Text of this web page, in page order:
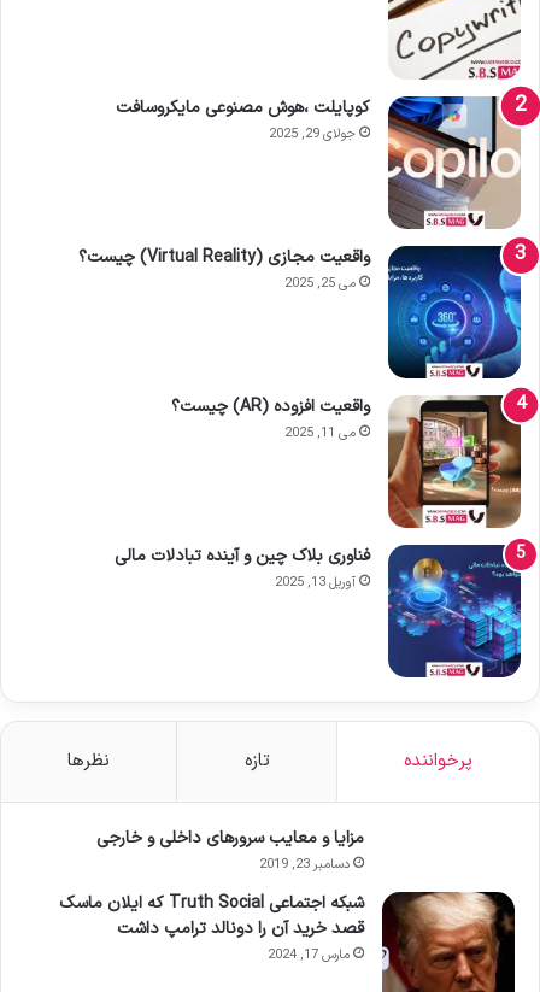
کوپایلت ،هوش مصنوعی مایکروسافت
جولای 29, 2025
واقعیت مجازی (Virtual Reality) چیست؟
می 25, 2025
واقعیت افزوده (AR) چیست؟
می 11, 2025
فناوری بلاک چین و آینده تبادلات مالی
آوریل 13, 2025
پرخواننده تازه نظرها
مزایا و معایب سرورهای داخلی و خارجی
دسامبر 23, 2019
شبکه اجتماعی Truth Social که ایلان ماسک
قصد خرید آن را دونالد ترامپ داشت
مارس 17, 2024